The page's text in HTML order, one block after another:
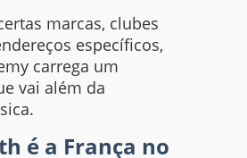
marcas, clubes
específicos,
carrega um
vai além da
é a França no